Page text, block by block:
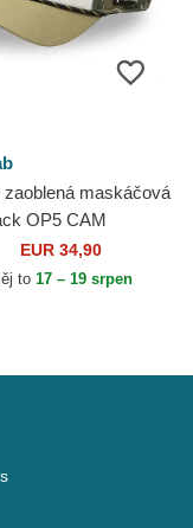
zaoblená maskáčová
OP5 CAM
Zoro One Piece
EUR 34,90
to 17 – 19 srpen